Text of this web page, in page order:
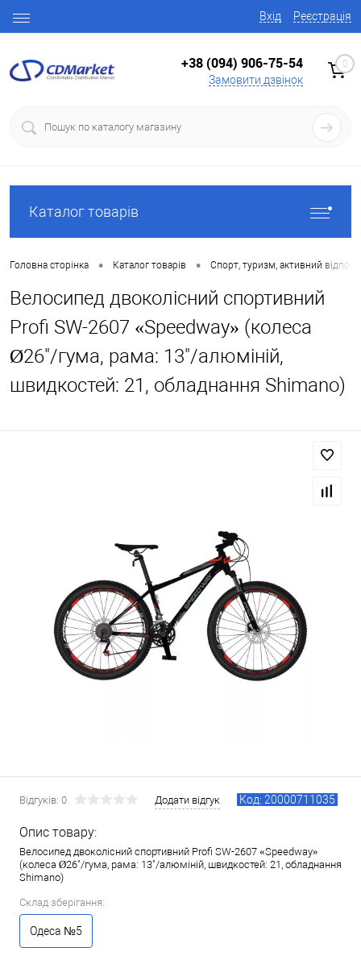
Вхід Реєстрація
+38 (094) 906-75-54
Замовити дзвінок
0
Каталог товарів
Головна сторінка • Каталог товарів • Спорт, туризм, активний
Велосипед двоколісний спортивний
Profi SW-2607 «Speedway» (колеса
Ø26"/гума, рама: 13"/алюміній,
швидкостей: 21, обладнання Shimano)
Відгуків: 0 Додати відгук Код: 20000711035
Опис товару:
Велосипед двоколісний спортивний Profi SW-2607 «Speedway»
(колеса Ø26"/гума, рама: 13"/алюміній, швидкостей: 21, обладнання
Shimano)
Склад зберігання:
Одеса №5